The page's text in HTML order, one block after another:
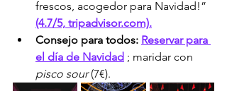
frescos, acogedor para Navidad!”
(4.7/5, tripadvisor.com).
Consejo para todos: Reservar para
el día de Navidad ; maridar con
pisco sour (7€).